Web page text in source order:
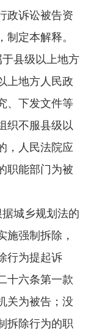
政诉讼被告资
定本解释。
县级以上地方
上地方人民政
、下发文件等
织不服县级以
，人民法院应
职能部门为被
城乡规划法的
施强制拆除，
行为提起诉
十六条第一款
关为被告；没
拆除行为的职